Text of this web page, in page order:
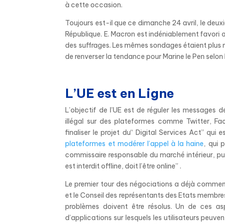
à cette occasion.
Toujours est-il que ce dimanche 24 avril, le
République. E. Macron est indéniablement
des suffrages. Les mêmes sondages étaient
de renverser la tendance pour Marine le Pen
L’UE est en Ligne
L’objectif de l’UE est de réguler les
illégal sur des plateformes comme Twitter,
finaliser le projet du“ Digital Services Act” qui
plateformes et modérer l’appel à la haine, qui
commissaire responsable du marché intérieur,
est interdit offline, doit l’être online” .
Le premier tour des négociations a déjà
et le Conseil des représentants des Etats
problèmes doivent être résolus. Un de ces
d’applications sur lesquels les utilisateurs